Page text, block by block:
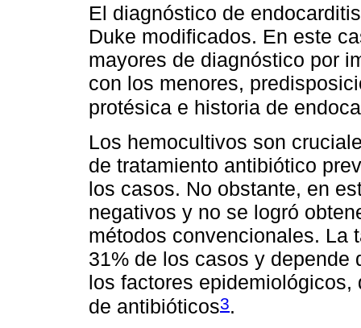
El diagnóstico de
Duke modificados. En este
mayores de diagnóstico por
con los menores,
protésica e historia de
Los hemocultivos son
de tratamiento antibiótico
los casos. No obstante, en
negativos y no se logró
métodos convencionales. La
31% de los casos y depende
los factores
de antibióticos3.